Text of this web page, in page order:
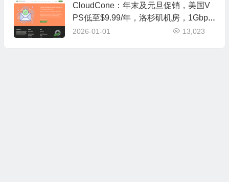
CloudCone：年末及元旦促销，美国V
PS低至$9.99/年，洛杉矶机房，1Gbps
带宽
2026-01-01 13,023